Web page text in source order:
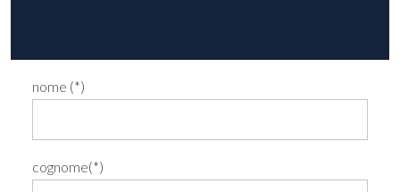
nome (*)
cognome(*)